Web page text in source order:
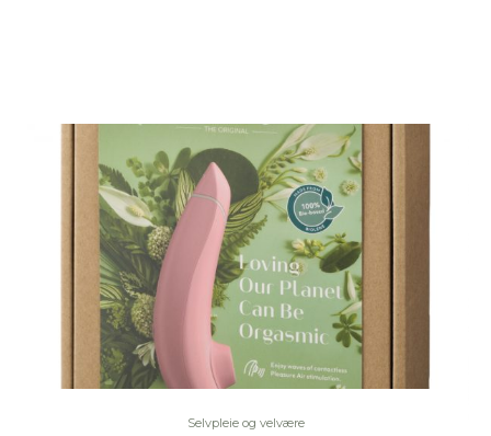
Selvpleie og velvære